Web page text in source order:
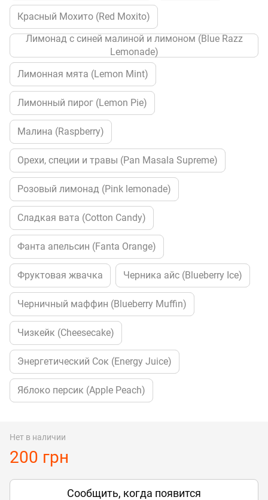
Красный Мохито (Red Moxito)
Лимонад с синей малиной и лимоном (Blue Razz
Lemonade)
Лимонная мята (Lemon Mint)
Лимонный пирог (Lemon Pie)
Малина (Raspberry)
Орехи, специи и травы (Pan Masala Supreme)
Розовый лимонад (Pink lemonade)
Сладкая вата (Cotton Candy)
Фанта апельсин (Fanta Orange)
Фруктовая жвачка Черника айс (Blueberry Ice)
Черничный маффин (Blueberry Muffin)
Чизкейк (Cheesecake)
Энергетический Сок (Energy Juice)
Яблоко персик (Apple Peach)
Нет в наличии
200 грн
Сообщить, когда появится